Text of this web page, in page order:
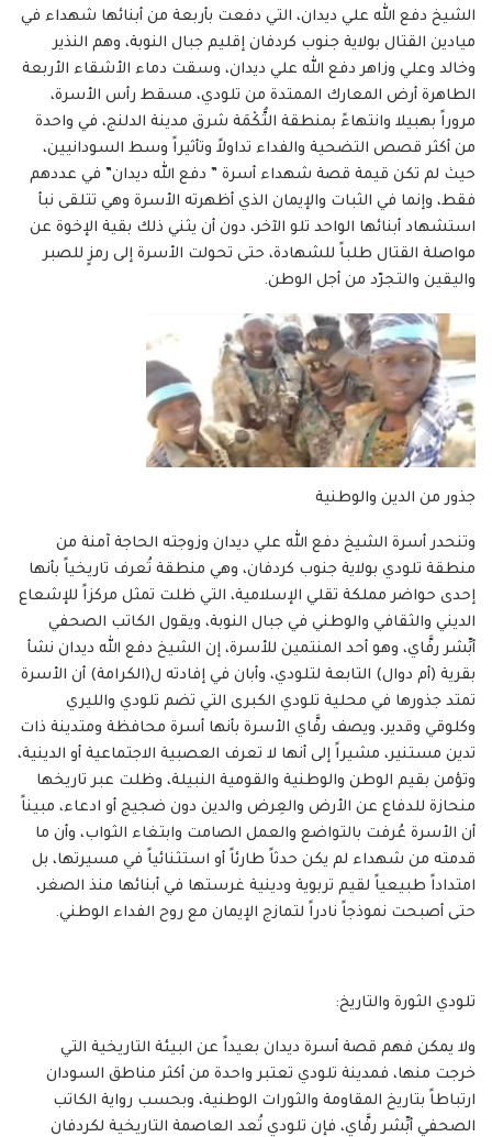
الشيخ دفع الله علي ديدان، التي دفعت بأربعة من أبنائها شهداء في
ميادين القتال بولاية جنوب كردفان إقليم جبال النوبة، وهم النذير
وخالد وعلي وزاهر دفع الله علي ديدان، وسقت دماء الأشقاء الأربعة
الطاهرة أرض المعارك الممتدة من تلودي، مسقط رأس الأسرة،
مروراً بهبيلا وانتهاءً بمنطقة التُّكْمَة شرق مدينة الدلنج، في واحدة
من أكثر قصص التضحية والفداء تداولاً وتأثيراً وسط السودانيين،
حيث لم تكن قيمة قصة شهداء أسرة ” دفع الله ديدان” في عددهم
فقط، وإنما في الثبات والإيمان الذي أظهرته الأسرة وهي تتلقى نبأ
استشهاد أبنائها الواحد تلو الآخر، دون أن يثني ذلك بقية الإخوة عن
مواصلة القتال طلباً للشهادة، حتى تحولت الأسرة إلى رمزٍ للصبر
واليقين والتجرّد من أجل الوطن.
جذور من الدين والوطنية
وتنحدر أسرة الشيخ دفع الله علي ديدان وزوجته الحاجة آمنة من
منطقة تلودي بولاية جنوب كردفان، وهي منطقة تُعرف تاريخياً بأنها
إحدى حواضر مملكة تقلي الإسلامية، التي ظلت تمثل مركزاً للإشعاع
الديني والثقافي والوطني في جبال النوبة، ويقول الكاتب الصحفي
أبِّشر رفَّاي، وهو أحد المنتمين للأسرة، إن الشيخ دفع الله ديدان نشأ
بقرية (أم دوال) التابعة لتلودي، وأبان في إفادته ل(الكرامة) أن الأسرة
تمتد جذورها في محلية تلودي الكبرى التي تضم تلودي والليري
وكلوقي وقدير، ويصف رفَّاي الأسرة بأنها أسرة محافظة ومتدينة ذات
تدين مستنير، مشيراً إلى أنها لا تعرف العصبية الاجتماعية أو الدينية،
وتؤمن بقيم الوطن والوطنية والقومية النبيلة، وظلت عبر تاريخها
منحازة للدفاع عن الأرض والعِرض والدين دون ضجيج أو ادعاء، مبيناً
أن الأسرة عُرفت بالتواضع والعمل الصامت وابتغاء الثواب، وأن ما
قدمته من شهداء لم يكن حدثاً طارئاً أو استثنائياً في مسيرتها، بل
امتداداً طبيعياً لقيم تربوية ودينية غرستها في أبنائها منذ الصغر،
حتى أصبحت نموذجاً نادراً لتمازج الإيمان مع روح الفداء الوطني.
تلودي الثورة والتاريخ:
ولا يمكن فهم قصة أسرة ديدان بعيداً عن البيئة التاريخية التي
خرجت منها، فمدينة تلودي تعتبر واحدة من أكثر مناطق السودان
ارتباطاً بتاريخ المقاومة والثورات الوطنية، وبحسب رواية الكاتب
الصحفي أبِّشر رفَّاي، فإن تلودي تُعد العاصمة التاريخية لكردفان